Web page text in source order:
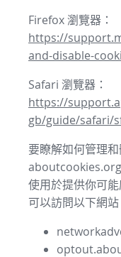
Firefox 瀏覽器：
https://
and-disable-
Safari 瀏覽器：
https://
gb/guide/safari/
要瞭解如何管理
使用於提供你可
可以訪問以下網站